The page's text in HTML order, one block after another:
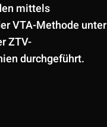
mittels
VTA-Methode unter
ZTV-
durchgeführt.